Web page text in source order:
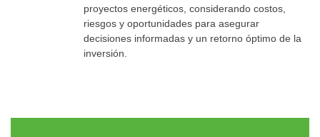
proyectos energéticos, considerando costos,
riesgos y oportunidades para asegurar
decisiones informadas y un retorno óptimo de la
inversión.